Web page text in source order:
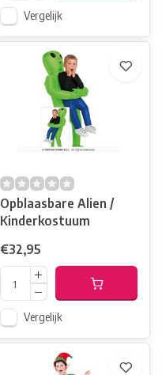
Vergelijk
Opblaasbare Alien /
Kinderkostuum
€32,95
Vergelijk